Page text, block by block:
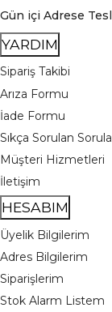
Gün içi Adrese
YARDIM
Sipariş Takibi
Arıza Formu
İade Formu
Sıkça Sorulan
Müşteri Hizmetleri
İletişim
HESABIM
Üyelik Bilgilerim
Adres Bilgilerim
Siparişlerim
Stok Alarm Listem